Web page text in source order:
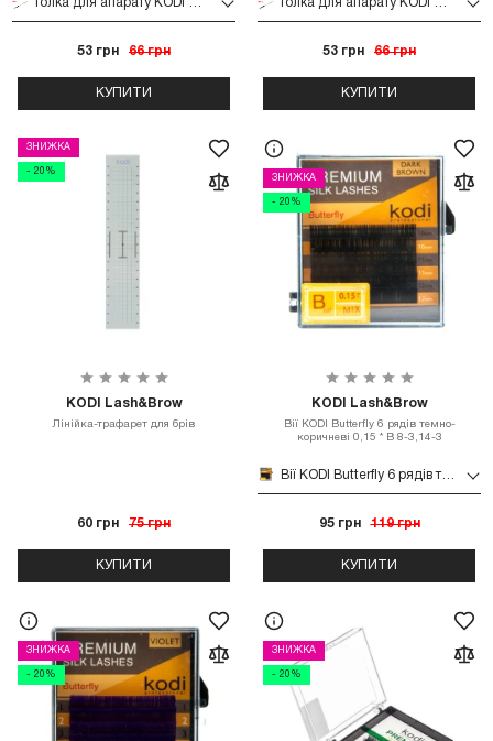
53 грн 66 грн
КУПИТИ
53 грн 66 грн
КУПИТИ
ЗНИЖКА
- 20%
KODI Lash&Brow
Лінійка-трафарет для брів
60 грн 75 грн
КУПИТИ
ЗНИЖКА
- 20%
KODI Lash&Brow
Вії KODI Butterfly 6 рядів темно-
коричневі 0,15 * B 8-3,14-3
Вії KODI Butterfly 6 рядів темно-коричневі 0,15 * B 8-3,14-3
95 грн 119 грн
КУПИТИ
ЗНИЖКА
- 20%
ЗНИЖКА
- 20%